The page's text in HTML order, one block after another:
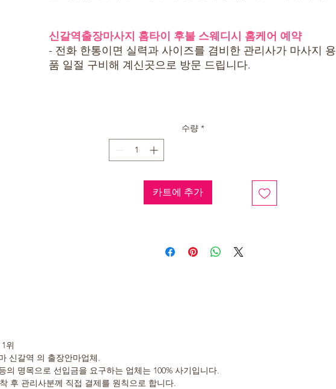
신갈역출장마사지 홈타이 후불 스웨디시 홈케어 예약
- 전화 한통이면 실력과 사이즈를 겸비한 관리사가 마사지 용
품 일절 구비해 계신곳으로 방문 드립니다.
수량 *
카트에 추가
위
신갈역 의 출장안마업체.
의 명목으로 선입금을 요구하는 업체는 100% 사기입니다.
후 관리사분께 직접 결제를 원칙으로 합니다.